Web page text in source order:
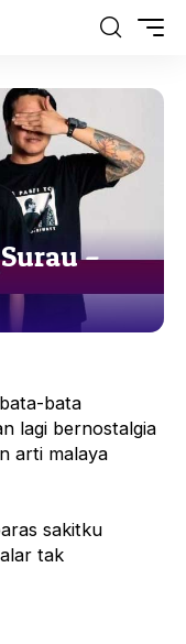
–
bata
lagi bernostalgia
arti malaya
sakitku
tak